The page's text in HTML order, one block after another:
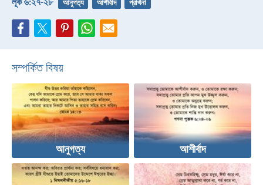
লূক ৬:২৭-২৮ আনুগত্য আশীর্বাদ প্রার্থনা
সম্পর্কিত বিষয়
আনুগত্য আশীর্বাদ